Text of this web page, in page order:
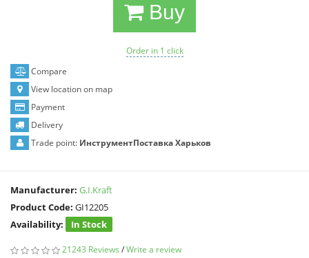
Buy
Order in 1 click
Compare
View location on map
Payment
Delivery
Trade point: ИнструментПоставка Харьков
Manufacturer: G.I.Kraft
Product Code: GI12205
Availability:
In Stock
21243 Reviews /Write a review